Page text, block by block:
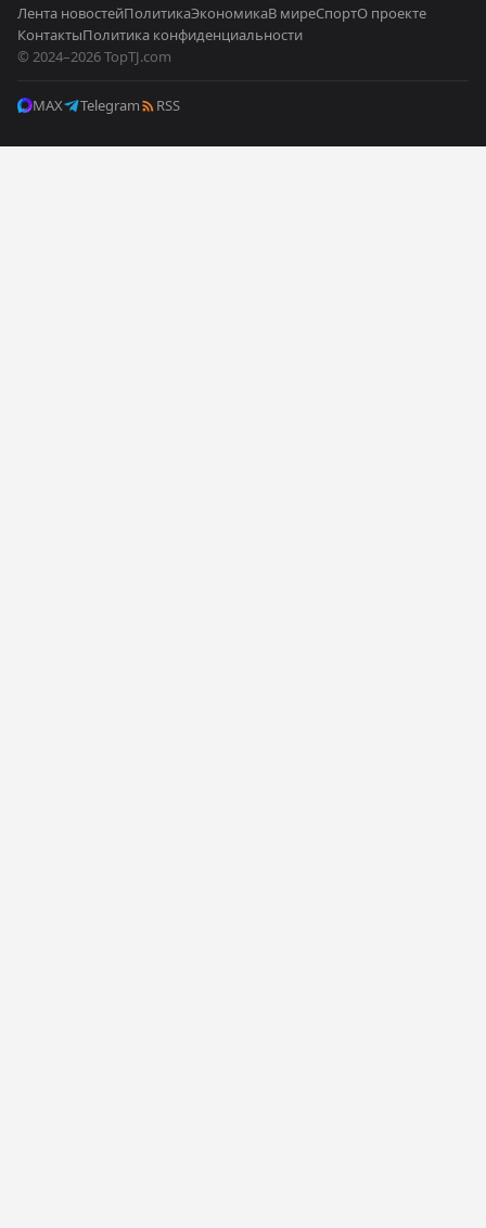
Лента новостейПолитикаЭкономикаВ миреСпортО проекте
КонтактыПолитика конфиденциальности
© 2024–2026 TopTJ.com
MAX Telegram RSS